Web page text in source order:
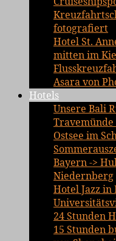
fotografiert
Hotel St.
mitten im
Asara von
Hotels
Unsere Bali
Travemünde
Ostsee im
Bayern ->
Niedernberg
Hotel Jazz in
24 Stunden
15 Stunden